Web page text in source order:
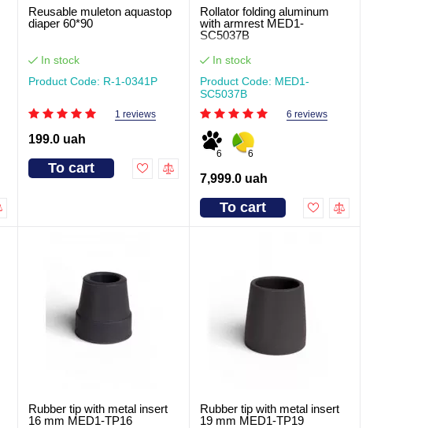
Reusable muleton aquastop
diaper 60*90
In stock
Product Code: R-1-0341Р
1 reviews
199.0 uah
To cart
Rollator folding aluminum
with armrest MED1-
SC5037B
In stock
Product Code: MED1-
SC5037B
6 reviews
6 6
7,999.0 uah
To cart
Rubber tip with metal insert
16 mm MED1-TP16
Rubber tip with metal insert
19 mm MED1-TP19